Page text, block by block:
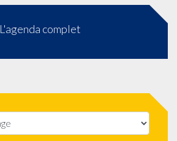
L'agenda complet